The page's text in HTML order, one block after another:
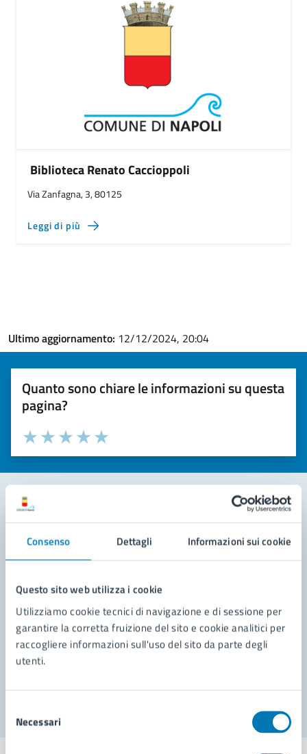
Consenso Dettagli Informazioni sui cookie
Questo sito web utilizza i cookie
Utilizziamo cookie tecnici di navigazione e di sessione per
garantire la corretta fruizione del sito e cookie analitici per
raccogliere informazioni sull'uso del sito da parte degli
utenti.
delNecessari
Biblioteca Renato Caccioppoli
Via Zanfagna, 3, 80125
Leggi di più
Ultimo aggiornamento: 12/12/2024, 20:04
Quanto sono chiare le informazioni su questa
pagina?
Valuta la chiarezza delle informazioni (da 1 a 5 stelle)
Seleziona il numero di stelle per valutare la chiarezza delle
Valuta 5 stelle su 5
Valuta 4 stelle su 5
Valuta 3 stelle su 5
Valuta 2 stelle su 5
Valuta 1 stelle su 5
Leggi le domande frequenti
Richiedi assistenza
Prenota appuntamento
Problemi in città